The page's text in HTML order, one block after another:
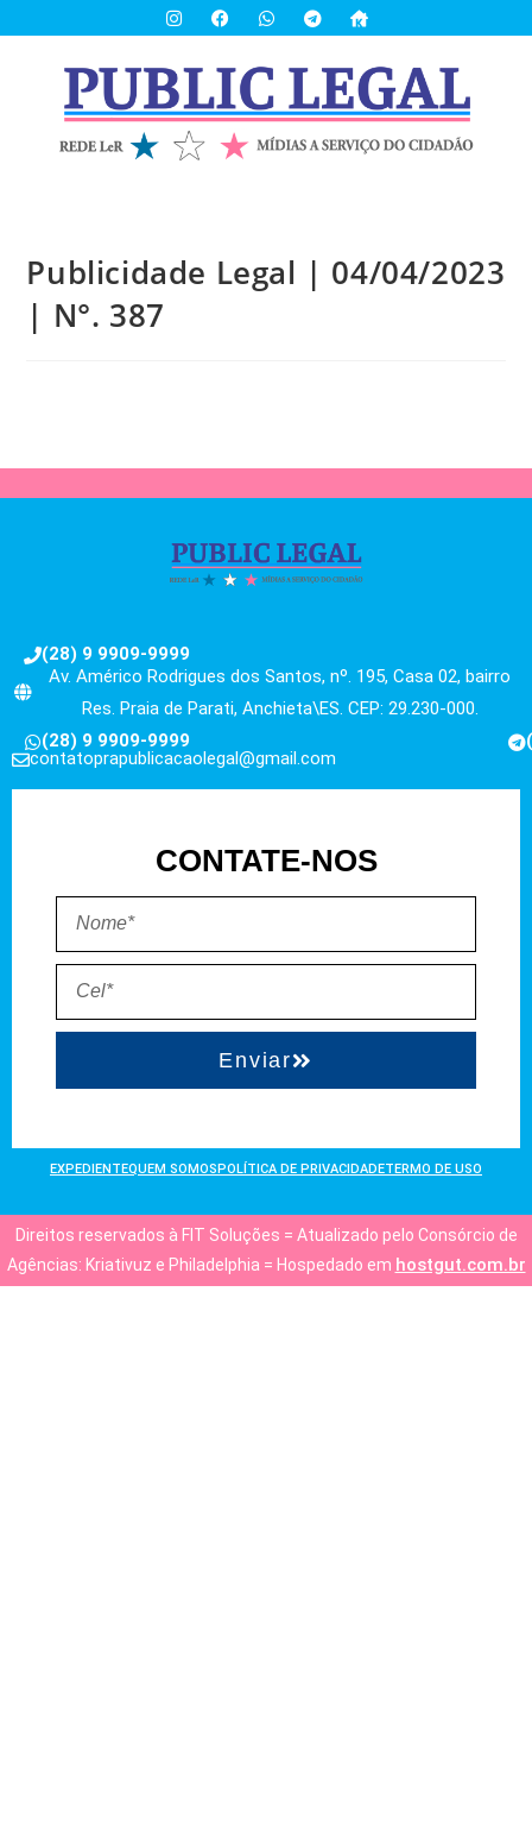
Publicidade Legal | 04/04/2023
| N°. 387
(28) 9 9909-9999
Av. Américo Rodrigues dos Santos, nº. 195, Casa 02, bairro
Res. Praia de Parati, Anchieta\ES. CEP: 29.230-000.
(28) 9 9909-9999
contatoprapublicacaolegal@gmail.com
CONTATE-NOS
Enviar
EXPEDIENTEQUEM SOMOSPOLÍTICA DE PRIVACIDADETERMO DE USO
Direitos reservados à FIT Soluções = Atualizado pelo Consórcio de
Agências: Kriativuz e Philadelphia = Hospedado em hostgut.com.br